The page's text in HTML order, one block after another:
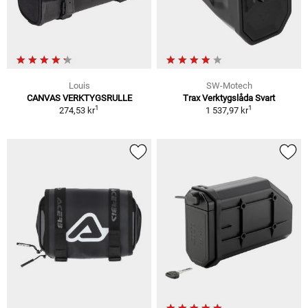
Louis
CANVAS VERKTYGSRULLE
274,53 kr1
SW-Motech
Trax Verktygslåda Svart
1 537,97 kr1